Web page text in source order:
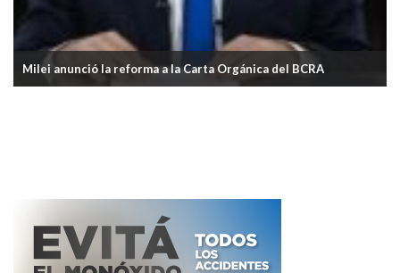
Milei anunció la reforma a la Carta Orgánica del BCRA